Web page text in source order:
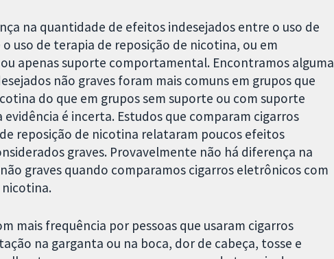
na quantidade de efeitos indesejados entre o uso de
uso de terapia de reposição de nicotina, ou em
apenas suporte comportamental. Encontramos alguma
não graves foram mais comuns em grupos que
do que em grupos sem suporte ou com suporte
é incerta. Estudos que comparam cigarros
reposição de nicotina relataram poucos efeitos
graves. Provavelmente não há diferença na
graves quando comparamos cigarros eletrônicos com
mais frequência por pessoas que usaram cigarros
na garganta ou na boca, dor de cabeça, tosse e